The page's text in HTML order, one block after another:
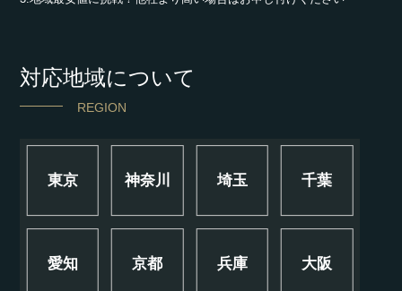
対応地域について
REGION
東京 神奈川 埼玉 千葉
愛知 京都 兵庫 大阪